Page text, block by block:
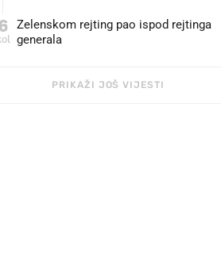
6
Zelenskom rejting pao ispod rejtinga
generala
PRIKAŽI JOŠ VIJESTI